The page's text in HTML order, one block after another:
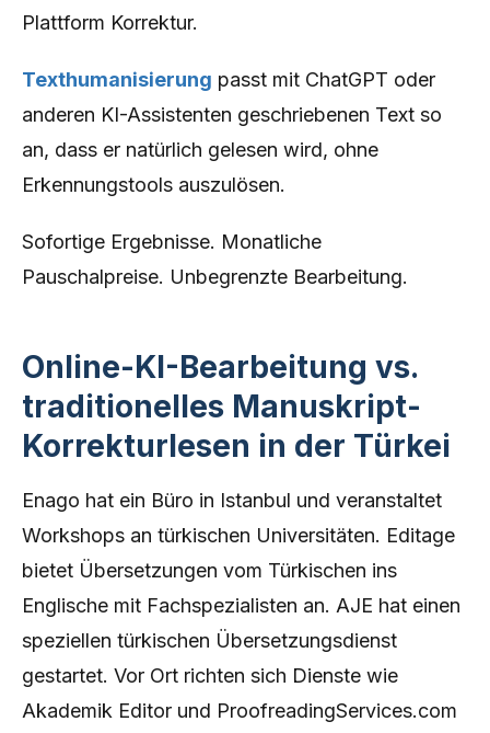
Plattform Korrektur.
Texthumanisierung passt mit ChatGPT oder
anderen KI-Assistenten geschriebenen Text so
an, dass er natürlich gelesen wird, ohne
Erkennungstools auszulösen.
Sofortige Ergebnisse. Monatliche
Pauschalpreise. Unbegrenzte Bearbeitung.
Online-KI-Bearbeitung vs.
traditionelles Manuskript-
Korrekturlesen in der Türkei
Enago hat ein Büro in Istanbul und veranstaltet
Workshops an türkischen Universitäten. Editage
bietet Übersetzungen vom Türkischen ins
Englische mit Fachspezialisten an. AJE hat einen
speziellen türkischen Übersetzungsdienst
gestartet. Vor Ort richten sich Dienste wie
Akademik Editor und ProofreadingServices.com